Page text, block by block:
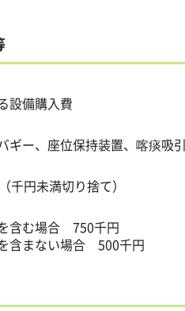
設備購入費
ギー、座位保持装置、喀痰吸
千円未満切り捨て）
含む場合 750千円
含まない場合 500千円